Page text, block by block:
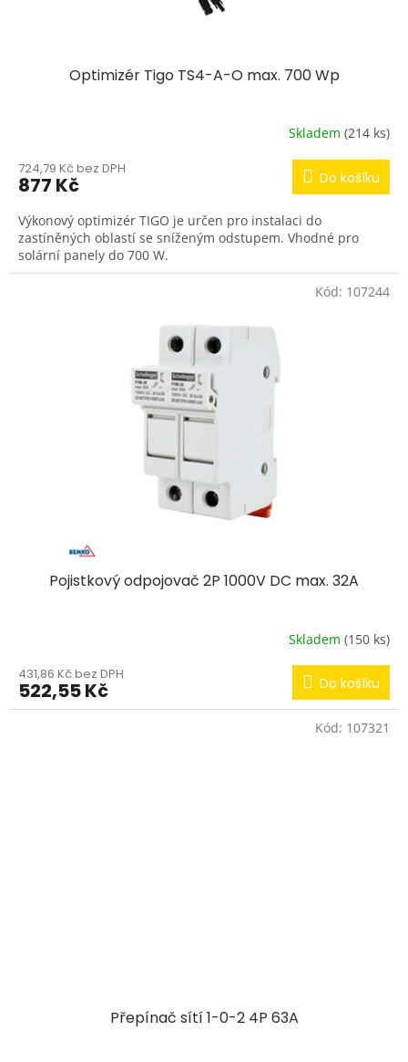
Optimizér Tigo TS4-A-O max. 700 Wp
Skladem (214 ks)
724,79 Kč bez DPH
877 Kč Do košíku
Výkonový optimizér TIGO je určen pro instalaci do
zastíněných oblastí se sníženým odstupem. Vhodné pro
solární panely do 700 W.
Pojistkový odpojovač 2P 1000V DC max. 32A
Skladem (150 ks)
431,86 Kč bez DPH
522,55 Kč Do košíku
Kód: 107244
Přepínač sítí 1-0-2 4P 63A
Kód: 107321